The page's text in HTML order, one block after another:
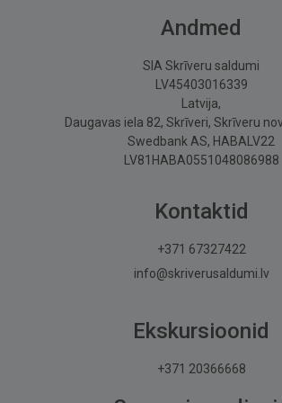
Andmed
SIA Skrīveru saldumi
LV45403016339
Latvija,
Daugavas iela 82, Skrīveri, Skrīveru
Swedbank AS, HABALV22
LV81HABA0551048086988
Kontaktid
+371 67327422
info@skriverusaldumi.lv
Ekskursioonid
+371 20366668